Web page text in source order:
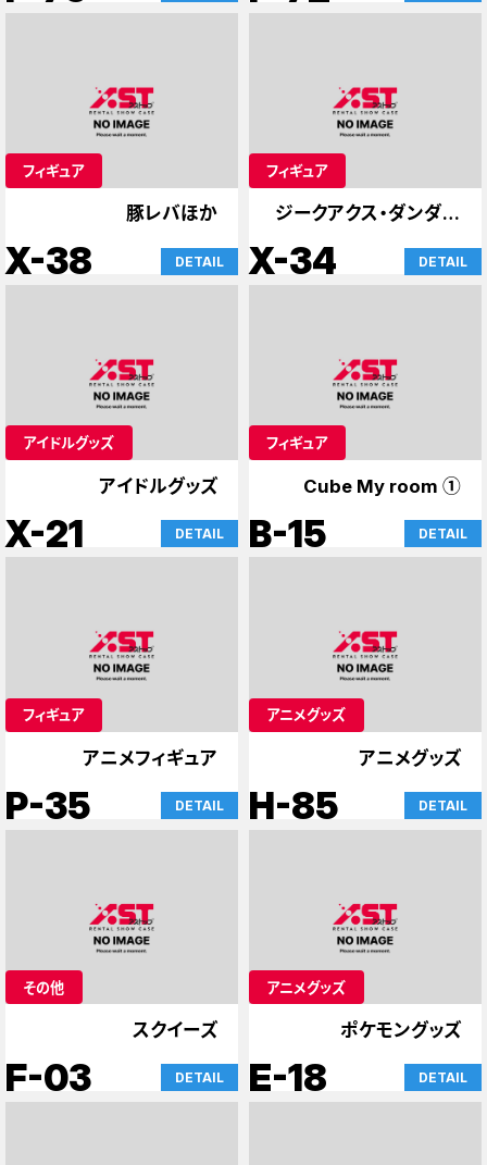
フィギュア
豚レバほか
X-38 DETAIL
フィギュア
ジークアクス・ダンダダ
ンほか
X-34 DETAIL
アイドルグッズ
アイドルグッズ
X-21 DETAIL
フィギュア
Cube My room ①
B-15 DETAIL
フィギュア
アニメフィギュア
P-35 DETAIL
アニメグッズ
アニメグッズ
H-85 DETAIL
その他
スクイーズ
F-03 DETAIL
アニメグッズ
ポケモングッズ
E-18 DETAIL